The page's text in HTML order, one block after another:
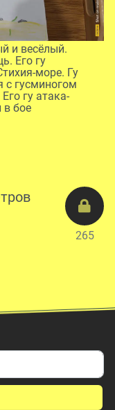
и весëлый.
Его гу
море. Гу
с гусминогом
гу атака-
в бое
265